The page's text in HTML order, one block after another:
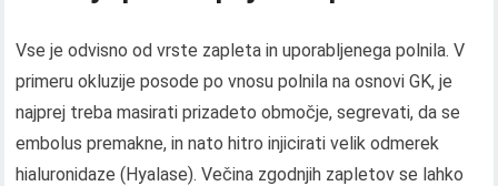
Vse je odvisno od vrste zapleta in uporabljenega polnila. V
primeru okluzije posode po vnosu polnila na osnovi GK, je
najprej treba masirati prizadeto območje, segrevati, da se
embolus premakne, in nato hitro injicirati velik odmerek
hialuronidaze (Hyalase). Večina zgodnjih zapletov se lahko